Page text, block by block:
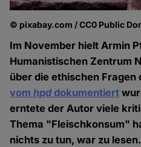
© pixabay.com / CC0 Public
Im November hielt Armin
Humanistischen Zentrum
über die ethischen
vomhpddokumentiert
erntete der Autor viele
Thema "Fleischkonsum"
nichts zu tun, war zu